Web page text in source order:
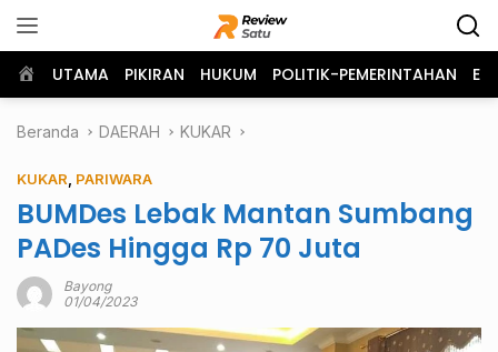
ke
Home
UTAMA PIKIRAN HUKUM POLITIK-PEMERINTAHAN
Beranda DAERAH KUKAR
KUKAR PARIWARA
BUMDes Lebak Mantan Sumbang
PADes Hingga Rp 70 Juta
Bayong
01/04/2023